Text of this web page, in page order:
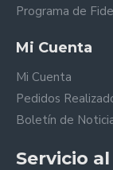
Programa de
Mi Cuenta
Mi Cuenta
Pedidos
Boletín de
Servicio